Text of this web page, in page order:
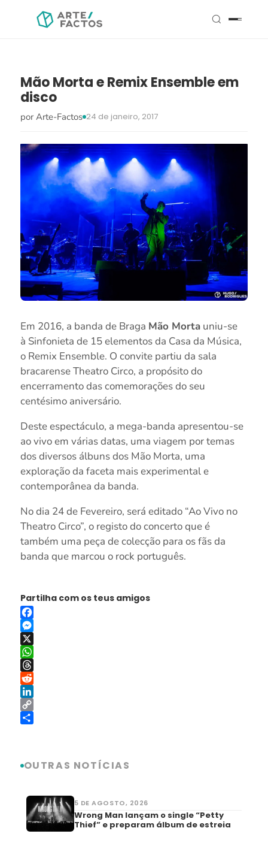
Mão Morta e Remix Ensemble em
disco
por Arte-Factos 24 de janeiro, 2017
Em 2016, a banda de Braga Mão Mortauniu-se
à Sinfonieta de 15 elementos da Casa da Música,
o Remix Ensemble. O convite partiu da sala
bracarense Theatro Circo, a propósito do
encerramento das comemorações do seu
centésimo aniversário.
Deste espectáculo, a mega-banda apresentou-se
ao vivo em várias datas, uma viagem por temas
dos diversos álbuns dos Mão Morta, uma
exploração da faceta mais experimental e
contemporânea da banda.
No dia 24 de Fevereiro, será editado “Ao Vivo no
Theatro Circo”, o registo do concerto que é
também uma peça de colecção para os fãs da
banda que marcou o rock português.
Partilha com os teus amigos
Facebook
Messenger
X
WhatsApp
Threads
Reddit
LinkedIn
Copy
OUTRAS NOTÍCIAS
5 DE AGOSTO, 2026
Wrong Man lançam o single “Petty
Thief” e preparam álbum de estreia